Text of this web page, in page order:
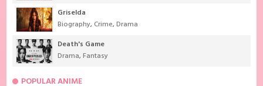
Griselda
Biography, Crime,Drama
Death's Game
Drama,Fantasy
POPULAR ANIME